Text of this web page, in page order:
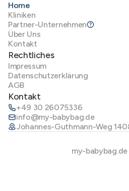
Home
Kliniken
Partner-Unternehmen
Über Uns
Kontakt
Rechtliches
Impressum
Datenschutzerklärung
AGB
Kontakt
+49 30 26075336
info@my-babybag.de
Johannes-Guthmann-Weg
my-